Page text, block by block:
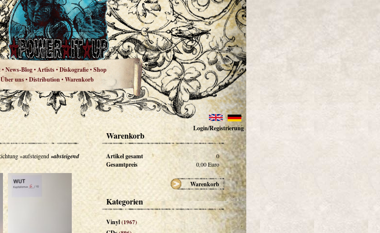
•News-Blog•Artists•Diskografie•Shop
Über uns•Distribution•Warenkorb
Login/Registrierung
»aufsteigend»absteigend
Warenkorb
Artikel gesamt 0
Gesamtpreis 0,00Euro
Warenkorb
Kategorien
Vinyl(1967)